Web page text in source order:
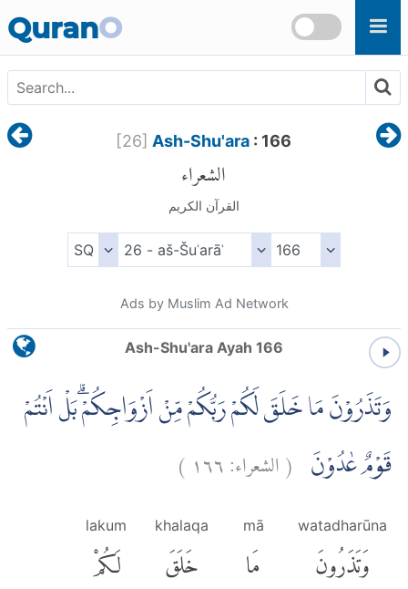
QuranO
[26] Ash-Shu'ara : 166
الشعراء
القرآن الكريم
Ads by Muslim Ad Network
Ash-Shu'ara Ayah 166
وَتَذَرُوْنَ مَا خَلَقَ لَكُمْ رَبُّكُمْ مِّنْ اَزْوَاجِكُمْۗ بَلْ اَنْتُمْ
قَوْمٌ عٰدُوْنَ (الشعراء:١٦٦ )
watadharūna
وَتَذَرُونَ
mā
مَا
khalaqa
خَلَقَ
lakum
لَكُمْ